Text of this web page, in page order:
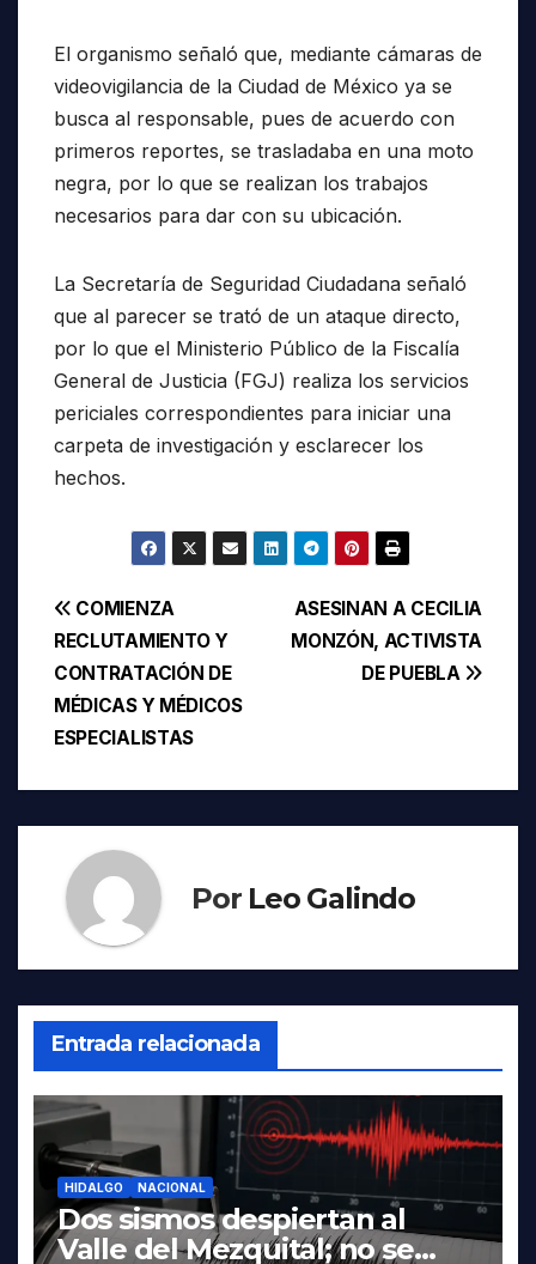
El organismo señaló que, mediante cámaras de
videovigilancia de la Ciudad de México ya se
busca al responsable, pues de acuerdo con
primeros reportes, se trasladaba en una moto
negra, por lo que se realizan los trabajos
necesarios para dar con su ubicación.
La Secretaría de Seguridad Ciudadana señaló
que al parecer se trató de un ataque directo,
por lo que el Ministerio Público de la Fiscalía
General de Justicia (FGJ) realiza los servicios
periciales correspondientes para iniciar una
carpeta de investigación y esclarecer los
hechos.
Navegación
de
entradas
ASESINAN A CECILIA
MONZÓN, ACTIVISTA
DE PUEBLA
COMIENZA
RECLUTAMIENTO Y
CONTRATACIÓN DE
MÉDICAS Y MÉDICOS
ESPECIALISTAS
Por Leo Galindo
Entrada relacionada
HIDALGO NACIONAL
Dos sismos despiertan al
Valle del Mezquital; no se